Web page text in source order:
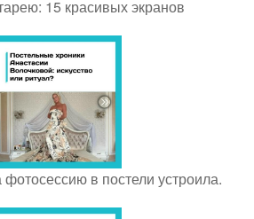
15 красивых экранов
в постели устроила.